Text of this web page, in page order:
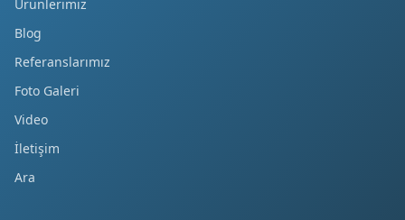
Ürünlerimiz
Blog
Referanslarımız
Foto Galeri
Video
İletişim
Ara